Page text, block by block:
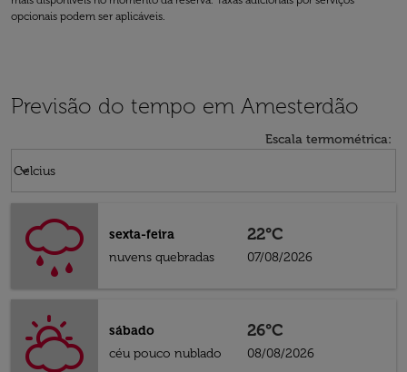
opcionais podem ser aplicáveis.
Previsão do tempo em Amesterdão
Escala termométrica:
Celcius
keyboard_arrow_down
sexta-feira
nuvens quebradas
22°C
07/08/2026
sábado
céu pouco nublado
26°C
08/08/2026